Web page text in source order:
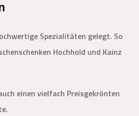
Spezialitäten gelegt. So
Hochhold und Kainz
einen vielfach Preisgekrönten